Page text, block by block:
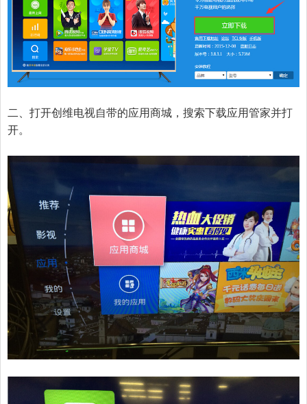
二、打开创维电视自带的应用商城，搜索下载应用管家并打
开。